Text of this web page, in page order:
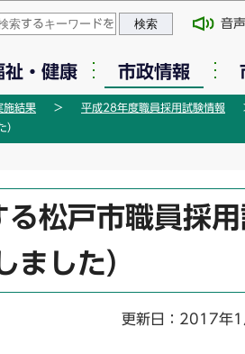
ージの本文へ移動
音
祉・健康 市政情報
施結果
平成28年度職員採用試験情報
）
松戸市職員採
ました）
更新日：2017年